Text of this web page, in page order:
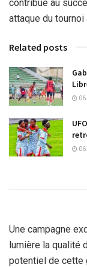
contribué au
attaque du
Related posts
Une campagne
lumière la qualité
potentiel de cette